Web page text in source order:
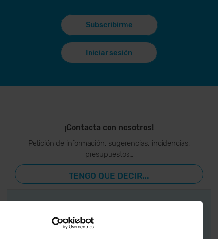
Subscribirme
Iniciar sesión
¡Contacta con nosotros!
Petición de información, sugerencias, incidencias,
presupuestos…
TENGO QUE DECIR...
APP GrandValira